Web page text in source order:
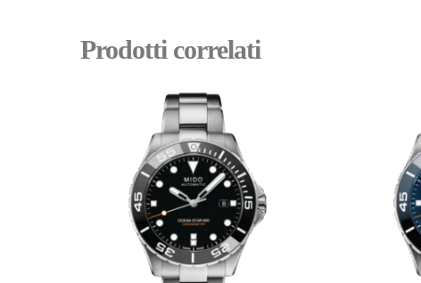
Prodotti correlati